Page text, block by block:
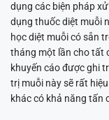
dụng các biện pháp
dụng thuốc diệt muỗi
học diệt muỗi có sẵn
tháng một lần cho tất
khuyến cáo được ghi
trị muỗi này sẽ rất
khác có khả năng tấn